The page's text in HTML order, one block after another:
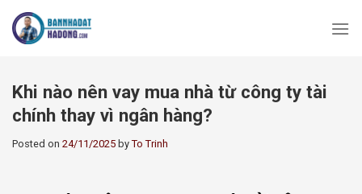
Skip
content
Khi nào nên vay mua nhà từ công ty tài
chính thay vì ngân hàng?
Posted on 24/11/2025 by To Trinh